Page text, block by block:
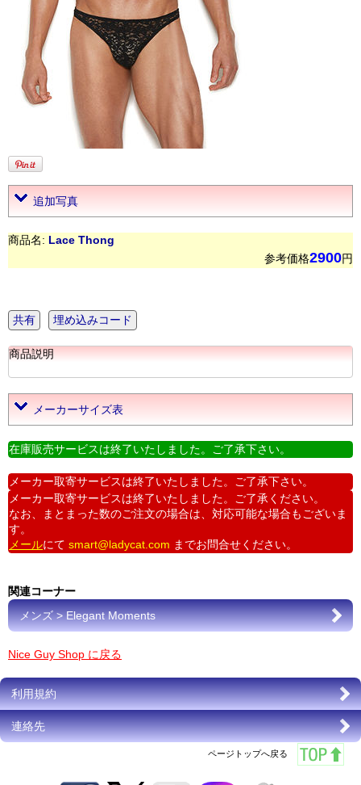
追加写真
商品名: Lace Thong
参考価格2900円
共有 埋め込みコード
商品説明
メーカーサイズ表
在庫販売サービスは終了いたしました。ご了承下さい。
メーカー取寄サービスは終了いたしました。ご了承下さい。
メーカー取寄サービスは終了いたしました。ご了承ください。
なお、まとまった数のご注文の場合は、対応可能な場合もございま
す。
メールにて smart@ladycat.com までお問合せください。
関連コーナー
メンズ > Elegant Moments
Nice Guy Shop に戻る
利用規約
連絡先
ページトップへ戻る